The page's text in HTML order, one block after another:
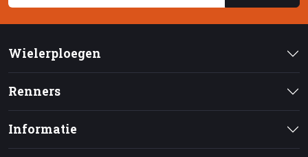
Wielerploegen
Renners
Informatie